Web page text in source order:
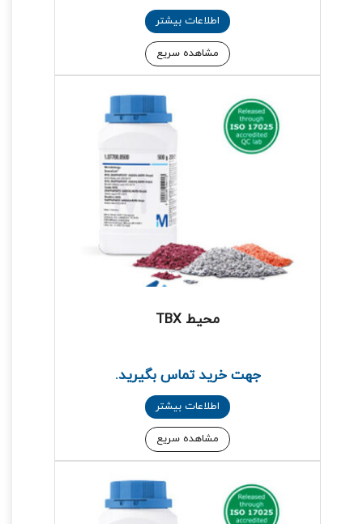
اطلاعات بیشتر
مشاهده سریع
محیط TBX
جهت خرید تماس بگیرید.
اطلاعات بیشتر
مشاهده سریع